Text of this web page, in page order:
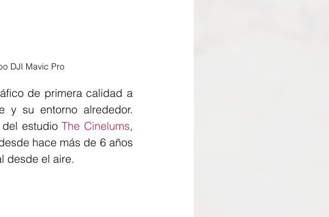
DJI Mavic Pro
de primera calidad a
y su entorno alrededor.
del estudio The Cinelums,
hace más de 6 años
desde el aire.